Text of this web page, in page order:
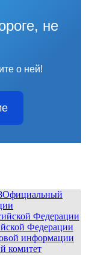
не
о ней!
Официальный
Федерации
Федерации
информации
комитет